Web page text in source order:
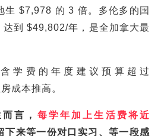
生 $7,978 的 3 倍。多伦多的国
达到 $49,802/年，是全加拿大最
学费的年度建议预算超过
成本推高。
言， 每学年加上生活费将近
下来等一份对口实习、等一段感